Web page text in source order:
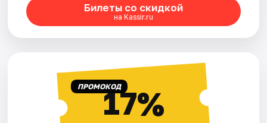
Билеты со скидкой
на Kassir.ru
ПРОМОКОД17%